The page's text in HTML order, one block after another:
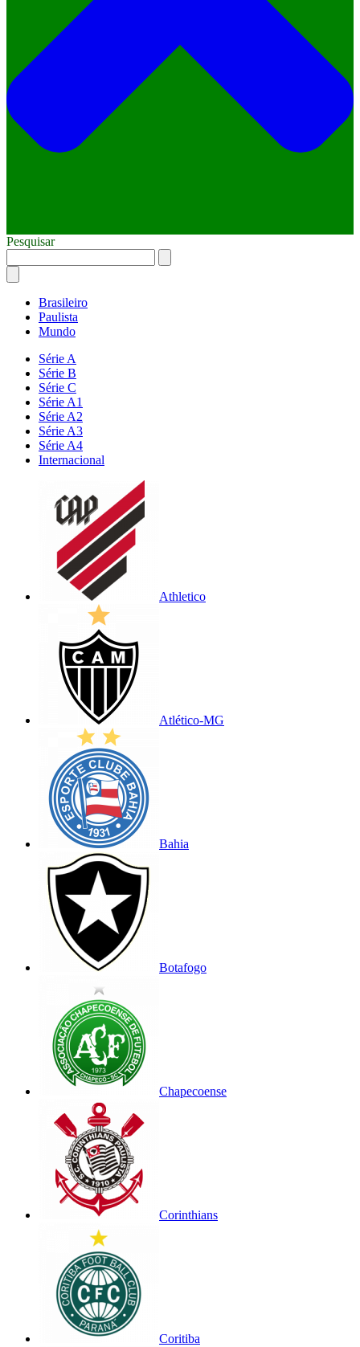
Pesquisar
Brasileiro
Paulista
Mundo
Série A
Série B
Série C
Série A1
Série A2
Série A3
Série A4
Internacional
Athletico
Atlético-MG
Bahia
Botafogo
Chapecoense
Corinthians
Coritiba